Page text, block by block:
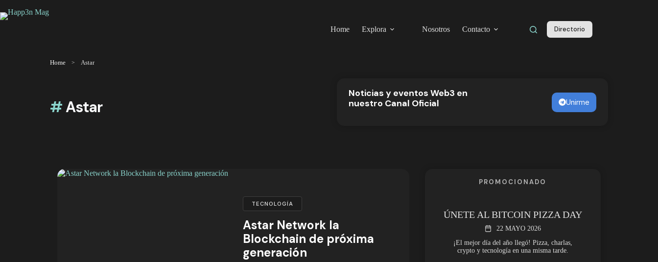
al
contenido
Home
Explora Nosotros Contacto Directorio
Home Astar
#Astar
Noticias y eventos Web3 en
nuestro Canal Oficial
Unirme
TECNOLOGÍA
Astar Network la
Blockchain de próxima
generación
PROMOCIONADO
ÚNETE AL BITCOIN PIZZA DAY
22 MAYO 2026
¡El mejor día del año llegó! Pizza, charlas,
crypto y tecnología en una misma tarde.